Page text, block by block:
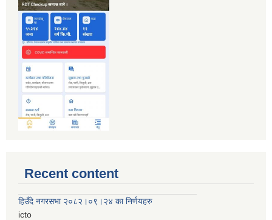
Recent content
हिउँदे नगरसभा २०८२।०९।२४ का निर्णयहरु
icto